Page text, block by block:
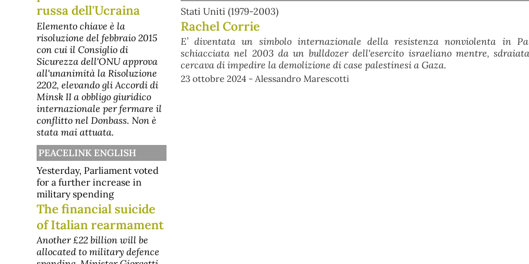
russa dell'Ucraina
Elemento chiave è la
risoluzione del febbraio 2015
con cui il Consiglio di
Sicurezza dell'ONU approva
all'unanimità la Risoluzione
2202, elevando gli Accordi di
Minsk II a obbligo giuridico
internazionale per fermare il
conflitto nel Donbass. Non è
stata mai attuata.
PEACELINK ENGLISH
Yesterday, Parliament voted
for a further increase in
military spending
The financial suicide
of Italian rearmament
Another £22 billion will be
allocated to military defence
Stati Uniti (1979-2003)
Rachel Corrie
E’ diventata un simbolo internazionale della resistenza nonviolenta in
schiacciata nel 2003 da un bulldozer dell'esercito israeliano mentre,
cercava di impedire la demolizione di case palestinesi a Gaza.
23 ottobre 2024 - Alessandro Marescotti